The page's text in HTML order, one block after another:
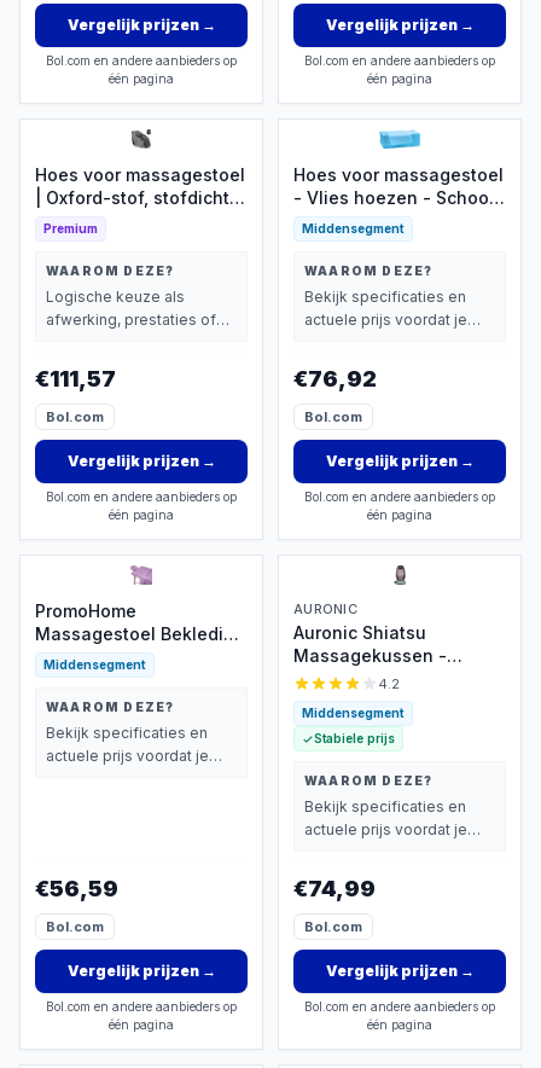
Vergelijk prijzen→
Bol.com en andere aanbieders op
één pagina
Vergelijk prijzen→
Bol.com en andere aanbieders op
één pagina
Hoes voor massagestoel
| Oxford-stof, stofdichte
hoes - krasbestendige
met rits - voor meubels,
kantoor, thuis, spa,
kamer, slaapkamer,
lounge, kliniek
Premium
WAAROM DEZE?
Logische keuze als
afwerking, prestaties of
€111,57
Bol.com
Vergelijk prijzen→
Bol.com en andere aanbieders op
één pagina
Hoes voor massagestoel
- Vlies hoezen - Schoon
en hygiënisch werken -
Met handige gaten - 80
x 180 cm
Middensegment
WAAROM DEZE?
Bekijk specificaties en
actuele prijs voordat je
€76,92
Bol.com
Vergelijk prijzen→
Bol.com en andere aanbieders op
één pagina
PromoHome
Massagestoel Bekleding
Set - 3-delige
Microvezel Hoes voor
Comfortabele
Behandelingen
Middensegment
WAAROM DEZE?
Bekijk specificaties en
actuele prijs voordat je
€56,59
Bol.com
Vergelijk prijzen→
Bol.com en andere aanbieders op
één pagina
AURONIC
Auronic Shiatsu
Massagekussen -
Massagestoel -
Massage Rug - Infrarood
- Massage apparaat -
Massage Stoel - Zwart
4.2
Middensegment
Stabiele prijs
WAAROM DEZE?
Bekijk specificaties en
actuele prijs voordat je
€74,99
Bol.com
Vergelijk prijzen→
Bol.com en andere aanbieders op
één pagina